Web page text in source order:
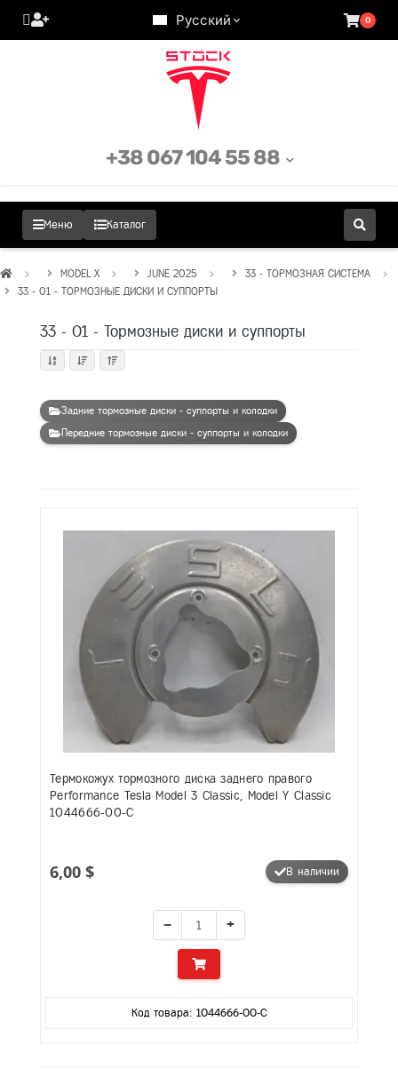
Русский 0
Меню Каталог
+38 067 104 55 88
MODEL X JUNE 2025
33 - ТОРМОЗНАЯ СИСТЕМА
33 - 01 - ТОРМОЗНЫЕ ДИСКИ И СУППОРТЫ
33 - 01 - Тормозные диски и суппорты
Задние тормозные диски - суппорты и колодки
Передние тормозные диски - суппорты и колодки
Термокожух тормозного диска заднего правого
Performance Tesla Model 3 Classic, Model Y Classic
1044666-00-C
6,00 $ В наличии
− +
Код товара: 1044666-00-C